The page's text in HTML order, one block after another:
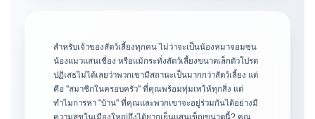
สำหรับเจ้าของสัตว์เลี้ยงทุกคน ไม่ว่าจะเป็นน้องหมาจอมซน
น้องแมวแสนเชื่อง หรือแม้กระทั่งสัตว์เลี้ยงขนาดเล็กตัวโปรด
ปฏิเสธไม่ได้เลยว่าพวกเขามีสถานะเป็นมากกว่าสัตว์เลี้ยง แต่
คือ "สมาชิกในครอบครัว" ที่คุณพร้อมทุ่มเทให้ทุกสิ่ง แต่
ทำไมการหา "บ้าน" ที่คุณและพวกเขาจะอยู่ร่วมกันได้อย่างมี
ความสุขในเมืองใหญ่ถึงได้ยากเย็นแสนเข็ญขนาดนี้? คุณ